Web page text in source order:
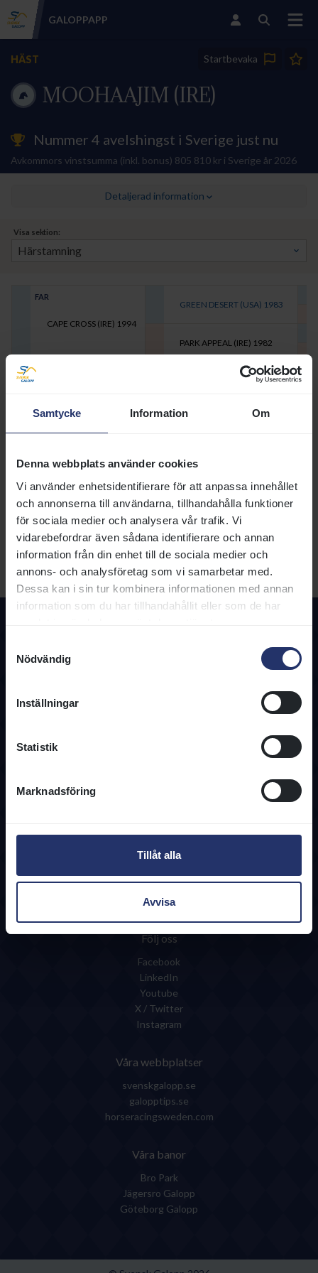
Samtycke Information Om
Denna webbplats använder cookies
Vi använder enhetsidentifierare för att anpassa innehållet
och annonserna till användarna, tillhandahålla funktioner
för sociala medier och analysera vår trafik. Vi
vidarebefordrar även sådana identifierare och annan
information från din enhet till de sociala medier och
annons- och analysföretag som vi samarbetar med.
Dessa kan i sin tur kombinera informationen med annan
information som du har tillhandahållit eller som de har
Nödvändig
Inställningar
Statistik
Marknadsföring
Tillåt alla
Avvisa
GALOPPAPP
Startbevaka
HÄST
MOOHAAJIM (IRE)
Nummer 4 avelshingst i Sverige just nu
Avkommors vinstsumma (inkl. bonus) 805 810 kr i Sverige år 2026
Detaljerad information
Visa sektion:
FAR
CAPE CROSS (IRE) 1994
MOR
GREEN DESERT (USA) 1983
PARK APPEAL (IRE) 1982
KINGMAMBO (USA)1990
THEORETICALLY (USA) 1997
SIGNALEMENT
Huvud:
Vänster fram:
Höger fram:
Vänster bak:
Höger bak:
Övrigt:
Utf.datum:
Användarvillkor
Integritetspolicy
Regelverk
Tjänster & Blanketter
Följ oss
Facebook
LinkedIn
Youtube
X / Twitter
Instagram
Våra webbplatser
svenskgalopp.se
galopptips.se
horseracingsweden.com
Våra banor
Bro Park
Jägersro Galopp
Göteborg Galopp